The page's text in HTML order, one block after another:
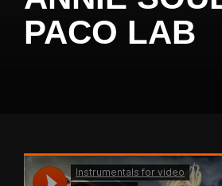
PACO LAB